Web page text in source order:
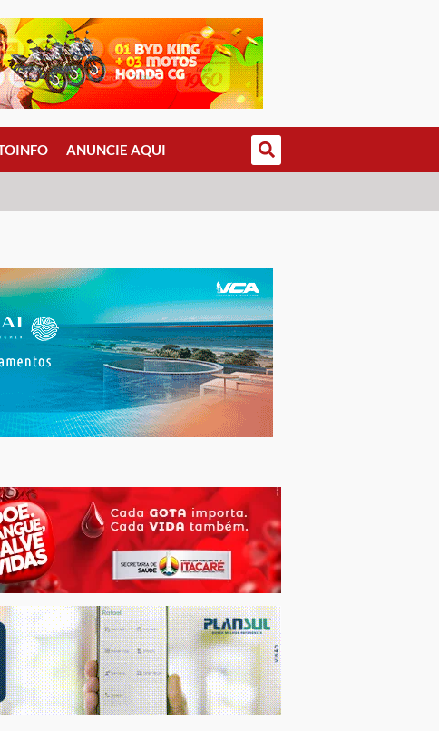
ANUNCIE AQUI